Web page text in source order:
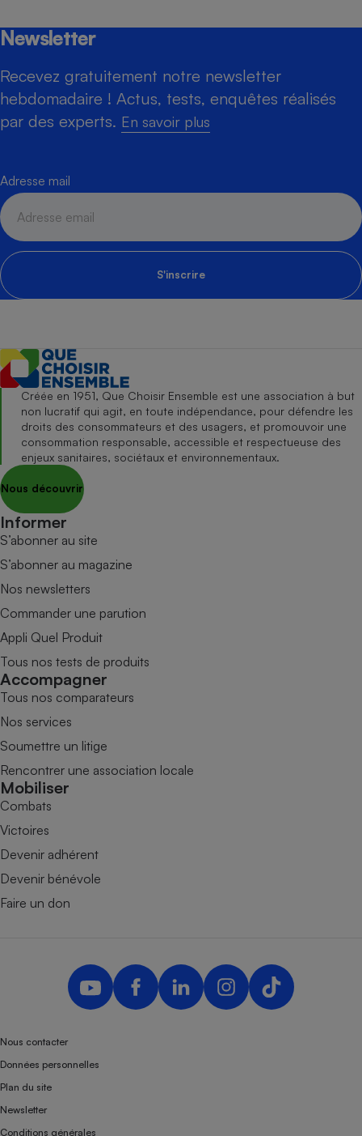
Newsletter
Recevez gratuitement notre newsletter
hebdomadaire ! Actus, tests, enquêtes réalisés
par des experts. En savoir plus
Adresse mail
S'inscrire
Créée en 1951, Que Choisir Ensemble est une association à but
non lucratif qui agit, en toute indépendance, pour défendre les
droits des consommateurs et des usagers, et promouvoir une
consommation responsable, accessible et respectueuse des
enjeux sanitaires, sociétaux et environnementaux.
Nous découvrir
Informer
S’abonner au site
S’abonner au magazine
Nos newsletters
Commander une parution
Appli Quel Produit
Tous nos tests de produits
Accompagner
Tous nos comparateurs
Nos services
Soumettre un litige
Rencontrer une association locale
Mobiliser
Combats
Victoires
Devenir adhérent
Devenir bénévole
Faire un don
Nous contacter
Données personnelles
Plan du site
Newsletter
Conditions générales